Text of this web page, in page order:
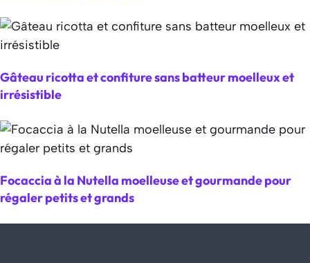
Gâteau ricotta et confiture sans batteur moelleux et
irrésistible
Focaccia à la Nutella moelleuse et gourmande pour
régaler petits et grands